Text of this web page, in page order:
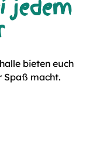
jedem
bieten euch
Spaß macht.